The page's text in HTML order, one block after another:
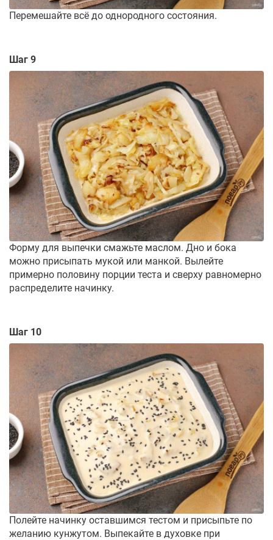
Перемешайте всё до однородного состояния.
Шаг 9
Форму для выпечки смажьте маслом. Дно и бока
можно присыпать мукой или манкой. Вылейте
примерно половину порции теста и сверху равномерно
распределите начинку.
Шаг 10
Полейте начинку оставшимся тестом и присыпьте по
желанию кунжутом. Выпекайте в духовке при